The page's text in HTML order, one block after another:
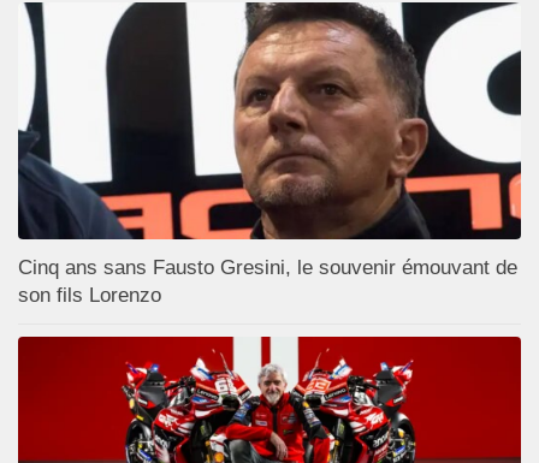
Cinq ans sans Fausto Gresini, le souvenir émouvant de
son fils Lorenzo